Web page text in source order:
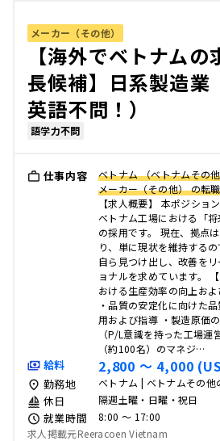
メーカー（その他）
【海外でベトナム
長候補】日系製造業
英語不問！）
語学力不問
仕事内容
ベトナム （ベトナムその
メーカー（その他） の転
【求人概要】 本ポジショ
ベトナム工場における「
の採用です。 現在、拠点
り、単に現状を維持する
自ら見つけ出し、改善を
ョナルを求めています。
おける生産効率の向上お
・品質の安定化に向けた
用および指導 ・製造原価
（P/L意識を持った工場
（約100名）のマネジ…
給料 2,800 〜 4,000
勤務地 ベトナム | ベトナムその他
休日 隔週土曜・日曜・祝日
就業時間
8:00 〜 17:00
求人掲載元Reeracoen Vietnam